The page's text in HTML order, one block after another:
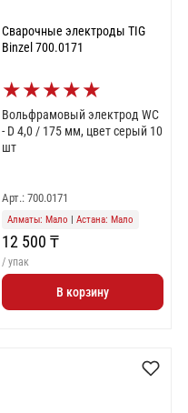
Сварочные электроды TIG
Binzel 700.0171
★★★★★
Вольфрамовый электрод WС
- D 4,0 / 175 мм, цвет серый 10
шт
Арт.: 700.0171
Алматы: Мало Астана: Мало
12 500 ₸
/ упак
В корзину